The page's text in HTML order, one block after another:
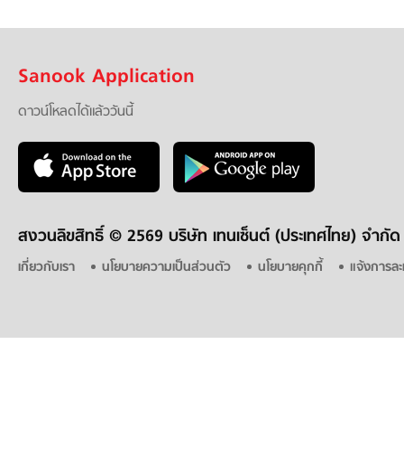
Sanook Application
ดาวน์โหลดได้แล้ววันนี้
สงวนลิขสิทธิ์ © 2569 บริษัท เทนเซ็นต์ (ประเทศไทย) จำกัด
เกี่ยวกับเรา นโยบายความเป็นส่วนตัว นโยบายคุกกี้ แจ้งการล